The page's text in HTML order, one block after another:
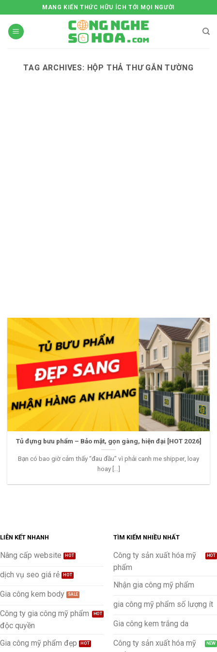
to
content
MANG KIẾN THỨC HỮU ÍCH TỚI MỌI NGƯỜI
TAG ARCHIVES: HỘP THẢ THƯ GẮN TƯỜNG
Tủ đựng bưu phẩm – Bảo mật, gọn gàng, hiện đại [HOT 2026]
Bạn có bao giờ cảm thấy “đau đầu” vì phải canh me shipper, loay
hoay [...]
LIÊN KẾT NHANH
Nâng cấp website
dịch vụ seo giá rẻ
Gia công kem body
Công ty gia công mỹ phẩm
độc quyền
Gia công mỹ phẩm đẹp
TÌM KIẾM NHIỀU NHẤT
Công ty sản xuất hóa mỹ
phẩm
Nhận gia công mỹ phẩm
gia công mỹ phẩm số lượng ít
Gia công kem trắng da
Công ty sản xuất hóa mỹ